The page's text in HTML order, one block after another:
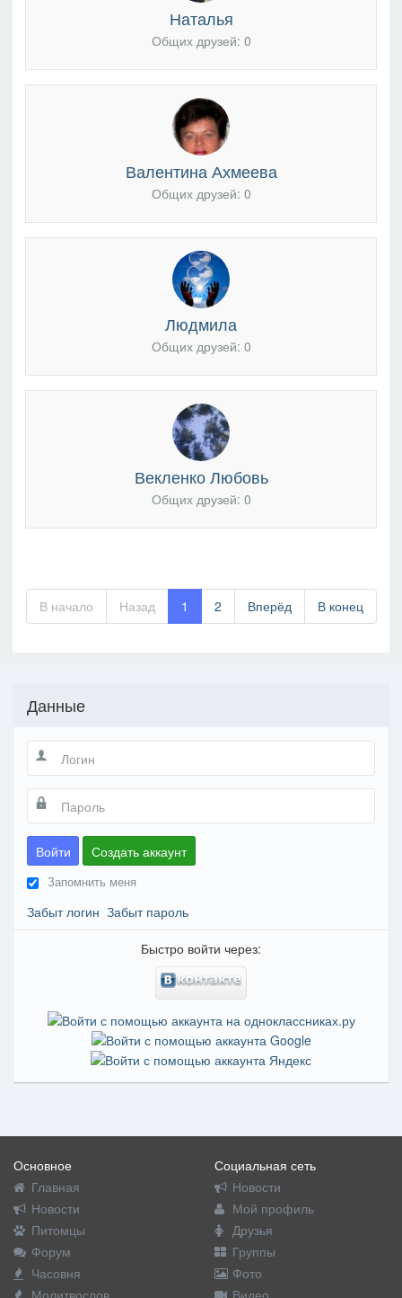
Наталья
Общих друзей: 0
Валентина Ахмеева
Общих друзей: 0
Людмила
Общих друзей: 0
Векленко Любовь
Общих друзей: 0
В начало Назад 1 2 Вперёд В конец
Данные
Войти Создать аккаунт
Запомнить меня
Забыт логин Забыт пароль
Быстро войти через:
Основное
Главная
Новости
Питомцы
Форум
Часовня
Социальная сеть
Новости
Мой профиль
Друзья
Группы
Фото